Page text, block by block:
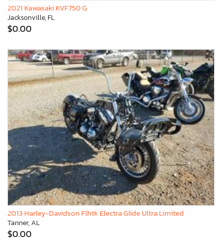
2021 Kawasaki KVF750 G
Jacksonville, FL
$0.00
2013 Harley-Davidson Flhtk Electra Glide Ultra Limited
Tanner, AL
$0.00